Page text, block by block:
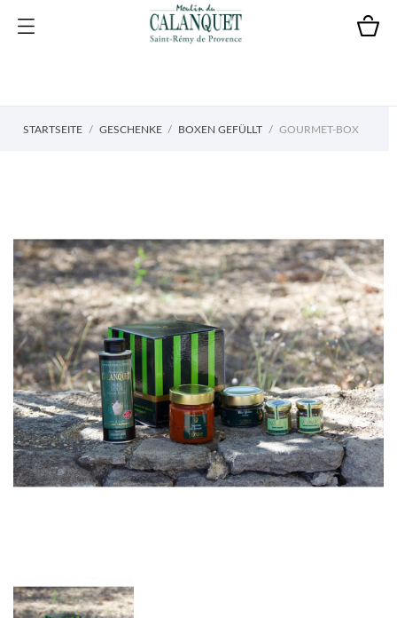
STARTSEITE GESCHENKE BOXEN GEFÜLLT GOURMET-BOX